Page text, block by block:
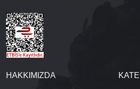
HAKKIMIZDA